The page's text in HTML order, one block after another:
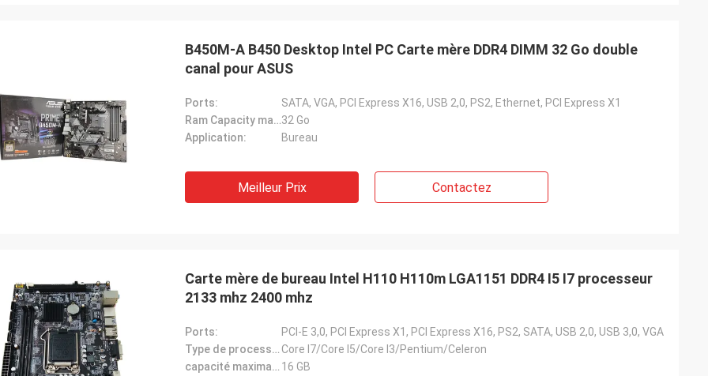
B450M-A B450 Desktop Intel PC Carte mère DDR4 DIMM 32 Go double
canal pour ASUS
Ports:
SATA, VGA, PCI Express X16, USB 2,0, PS2, Ethernet, PCI Express X1
Ram Capacity maximum:32 Go
Application:
Bureau
Meilleur Prix Contactez
Carte mère de bureau Intel H110 H110m LGA1151 DDR4 I5 I7 processeur
2133 mhz 2400 mhz
Ports:
PCI-E 3,0, PCI Express X1, PCI Express X16, PS2, SATA, USB 2,0, USB 3,0, VGA
Type de processeur: Core I7/Core I5/Core I3/Pentium/Celeron
capacité maximale de la RAM: 16 GB